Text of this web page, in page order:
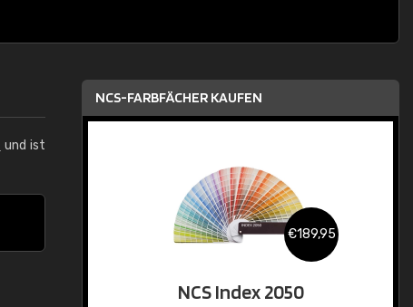
und ist
NCS-FARBFÄCHER KAUFEN
€189,95
NCS Index 2050